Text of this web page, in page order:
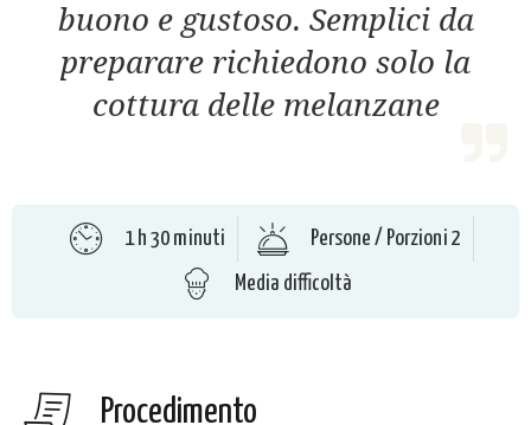
buono e gustoso. Semplici da
preparare richiedono solo la
cottura delle melanzane
1 h 30 minuti
Persone / Porzioni 2
Media difficoltà
Procedimento